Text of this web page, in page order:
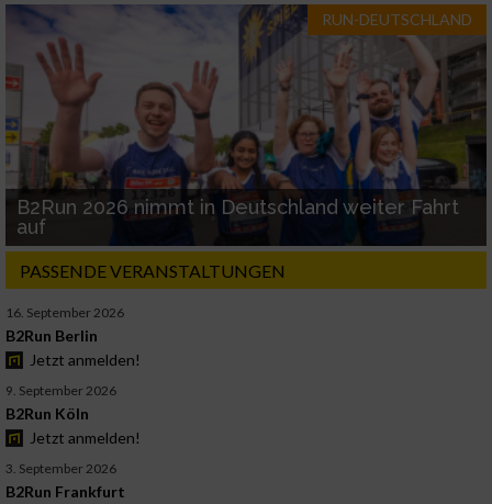
RUN-DEUTSCHLAND
B2Run 2026 nimmt in Deutschland weiter Fahrt
auf
PASSENDE VERANSTALTUNGEN
16. September 2026
B2Run Berlin
Jetzt anmelden!
9. September 2026
B2Run Köln
Jetzt anmelden!
3. September 2026
B2Run Frankfurt